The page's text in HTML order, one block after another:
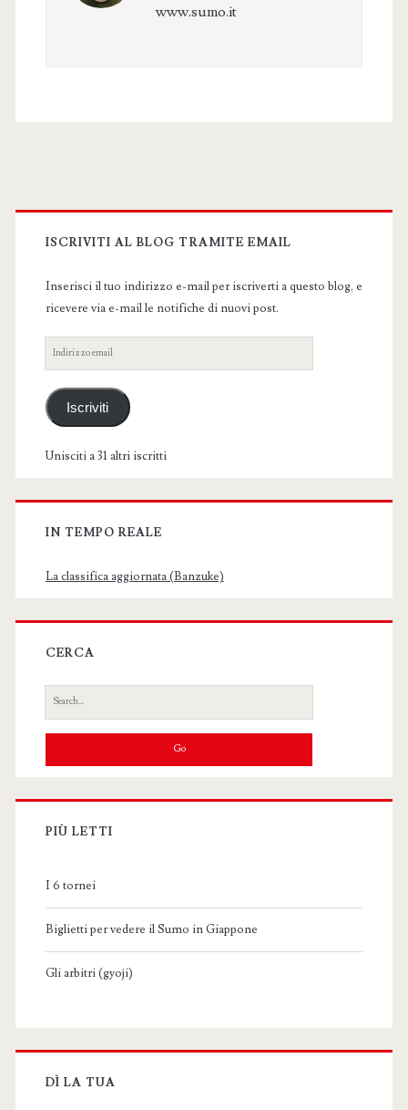
www.sumo.it
Primary
Sidebar
ISCRIVITI AL BLOG TRAMITE EMAIL
Inserisci il tuo indirizzo e-mail per iscriverti a questo blog, e
ricevere via e-mail le notifiche di nuovi post.
Indirizzo
email
Iscriviti
Unisciti a 31 altri iscritti
IN TEMPO REALE
La classifica aggiornata (Banzuke)
CERCA
Search
for:
PIÙ LETTI
I 6 tornei
Biglietti per vedere il Sumo in Giappone
Gli arbitri (gyoji)
DÌ LA TUA